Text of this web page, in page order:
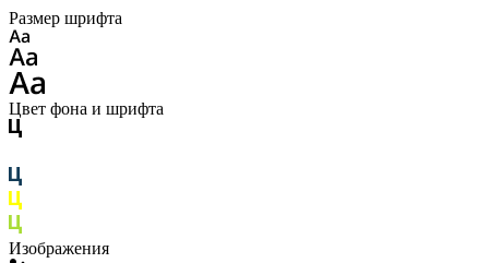
Размер шрифта
Цвет фона и шрифта
Изображения